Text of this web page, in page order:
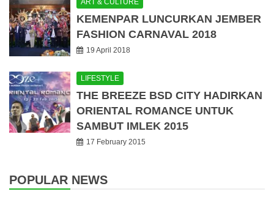
ART & CULTURE
KEMENPAR LUNCURKAN JEMBER
FASHION CARNAVAL 2018
19 April 2018
LIFESTYLE
THE BREEZE BSD CITY HADIRKAN
ORIENTAL ROMANCE UNTUK
SAMBUT IMLEK 2015
17 February 2015
POPULAR NEWS